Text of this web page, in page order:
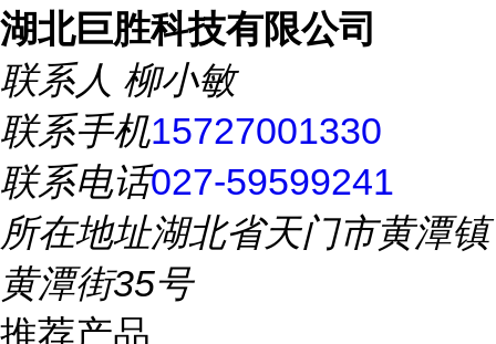
湖北巨胜科技有限公司
联系人 柳小敏
联系手机15727001330
联系电话027-59599241
所在地址湖北省天门市黄潭镇
黄潭街35号
推荐产品